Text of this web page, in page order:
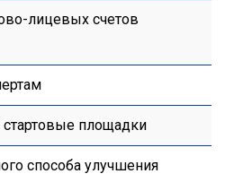
лицевых счетов
площадки
способа улучшения